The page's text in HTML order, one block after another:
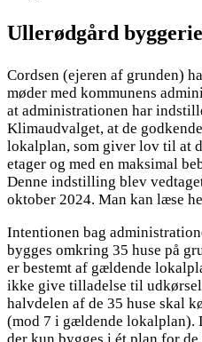
Ullerødgård
Cordsen (ejeren af grunden)
møder med kommunens
at administrationen har
Klimaudvalget, at de
lokalplan, som giver lov til at
etager og med en maksimal
Denne indstilling blev
oktober 2024. Man kan læse
Intentionen bag
bygges omkring 35 huse på
er bestemt af gældende
ikke give tilladelse til
halvdelen af de 35 huse skal
(mod 7 i gældende lokalplan).